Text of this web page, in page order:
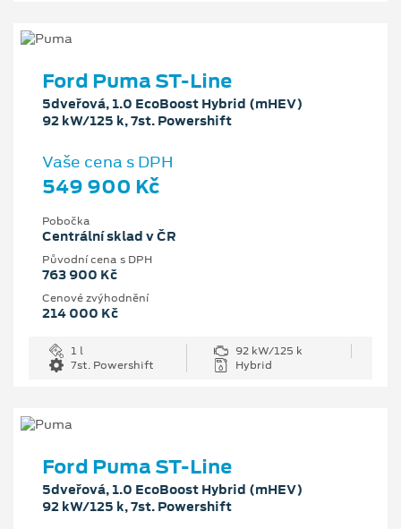
Ford Puma ST-Line
5dveřová, 1.0 EcoBoost Hybrid (mHEV)
92 kW/125 k, 7st. Powershift
Vaše cena s DPH
549 900 Kč
Pobočka
Centrální sklad v ČR
Původní cena s DPH
763 900 Kč
Cenové zvýhodnění
214 000 Kč
1 l
92 kW/125 k
7st. Powershift
Hybrid
Ford Puma ST-Line
5dveřová, 1.0 EcoBoost Hybrid (mHEV)
92 kW/125 k, 7st. Powershift